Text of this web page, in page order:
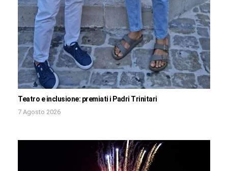
Teatro e inclusione: premiati i Padri Trinitari
7 Agosto 2026